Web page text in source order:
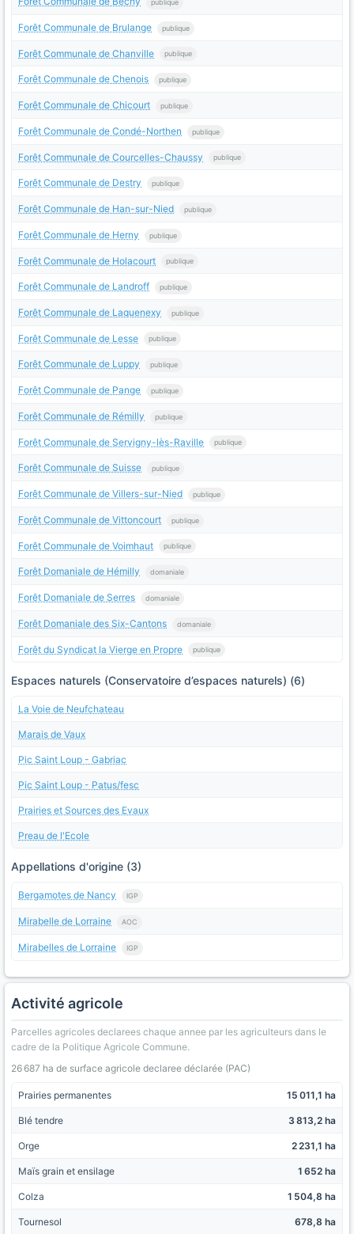
publique
Forêt Communale de Brulange publique
Forêt Communale de Chanville publique
Forêt Communale de Chenois publique
Forêt Communale de Chicourt publique
Forêt Communale de Condé-Northen publique
Forêt Communale de Courcelles-Chaussy publique
Forêt Communale de Destry publique
Forêt Communale de Han-sur-Nied publique
Forêt Communale de Herny publique
Forêt Communale de Holacourt publique
Forêt Communale de Landroff publique
Forêt Communale de Laquenexy publique
Forêt Communale de Lesse publique
Forêt Communale de Luppy publique
Forêt Communale de Pange publique
Forêt Communale de Rémilly publique
Forêt Communale de Servigny-lès-Raville publique
Forêt Communale de Suisse publique
Forêt Communale de Villers-sur-Nied publique
Forêt Communale de Vittoncourt publique
Forêt Communale de Voimhaut publique
Forêt Domaniale de Hémilly domaniale
Forêt Domaniale de Serres domaniale
Forêt Domaniale des Six-Cantons domaniale
Forêt du Syndicat la Vierge en Propre publique
Espaces naturels (Conservatoire d’espaces naturels) (6)
La Voie de Neufchateau
Marais de Vaux
Pic Saint Loup - Gabriac
Pic Saint Loup - Patus/fesc
Prairies et Sources des Evaux
Preau de l'Ecole
Appellations d'origine (3)
Bergamotes de Nancy IGP
Mirabelle de Lorraine AOC
Mirabelles de Lorraine IGP
Activité agricole
Parcelles agricoles declarees chaque annee par les agriculteurs dans le
cadre de la Politique Agricole Commune.
26 687 ha de surface agricole declaree déclarée (PAC)
Prairies permanentes 15 011,1 ha
Blé tendre 3 813,2 ha
Orge 2 231,1 ha
Maïs grain et ensilage 1 652 ha
Colza 1 504,8 ha
Tournesol 678,8 ha